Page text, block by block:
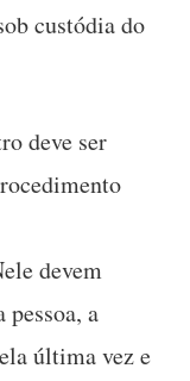
custódia do
deve ser
devem
a
última vez e